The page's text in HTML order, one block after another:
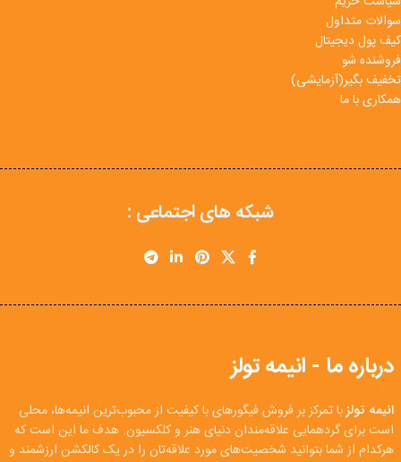
سوالات متداول
کیف پول دیجیتال
فروشنده شو
تخفیف بگیر(آزمایشی)
همکاری با ما
شبکه های اجتماعی :
درباره ما - انیمه تولز
انیمه تولزبا تمرکز بر فروش فیگورهای با کیفیت از محبوب‌ترین انیمه‌ها، محلی
است برای گردهمایی علاقه‌مندان دنیای هنر و کلکسیون. هدف ما این است که
هرکدام از شما بتوانید شخصیت‌های مورد علاقه‌تان را در یک کالکشن ارزشمند و